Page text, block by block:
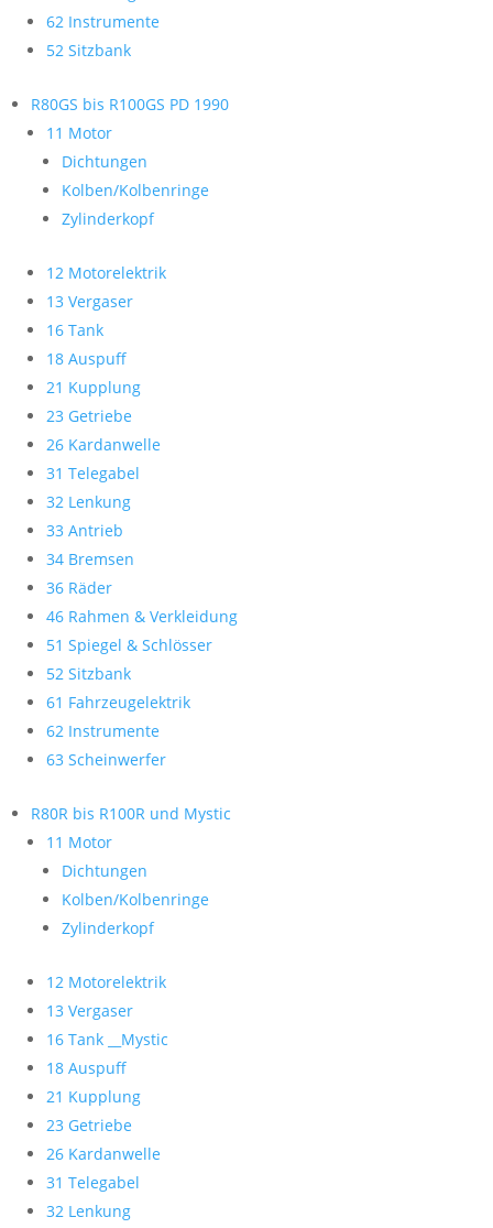
62 Instrumente
52 Sitzbank
R80GS bis R100GS PD 1990
11 Motor
Dichtungen
Kolben/Kolbenringe
Zylinderkopf
12 Motorelektrik
13 Vergaser
16 Tank
18 Auspuff
21 Kupplung
23 Getriebe
26 Kardanwelle
31 Telegabel
32 Lenkung
33 Antrieb
34 Bremsen
36 Räder
46 Rahmen & Verkleidung
51 Spiegel & Schlösser
52 Sitzbank
61 Fahrzeugelektrik
62 Instrumente
63 Scheinwerfer
R80R bis R100R und Mystic
11 Motor
Dichtungen
Kolben/Kolbenringe
Zylinderkopf
12 Motorelektrik
13 Vergaser
16 Tank __Mystic
18 Auspuff
21 Kupplung
23 Getriebe
26 Kardanwelle
31 Telegabel
32 Lenkung